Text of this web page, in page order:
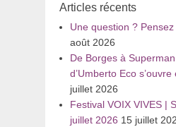
Articles récents
Une question ?
août 2026
De Borges à
d’Umberto Eco
juillet 2026
Festival VOIX VIVES |
juillet 2026 15 juillet